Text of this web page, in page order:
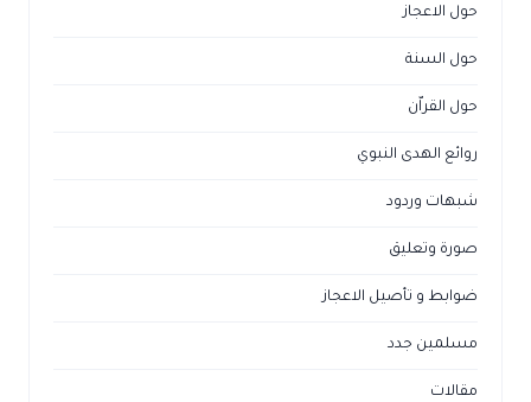
حول الاعجاز
حول السنة
حول القراّن
روائع الهدى النبوي
شبهات وردود
صورة وتعليق
ضوابط و تأصيل الاعجاز
مسلمين جدد
مقالات